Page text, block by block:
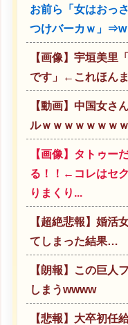
お前ら「女はおっ
つけバーカｗ」⇒w
【画像】宇垣美里
です」←これほん
【動画】中国女さ
ルｗｗｗｗｗｗｗ
【画像】タトゥー
る！！←コレはセ
りまくり...
【超絶悲報】婚活
てしまった結果…
【朗報】この巨人
しまうwwww
【悲報】大卒初任